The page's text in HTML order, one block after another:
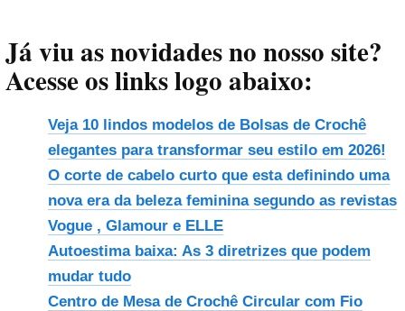
Já viu as novidades no nosso site?
Acesse os links logo abaixo:
Veja 10 lindos modelos de Bolsas de Crochê
elegantes para transformar seu estilo em 2026!
O corte de cabelo curto que esta definindo uma
nova era da beleza feminina segundo as revistas
Vogue , Glamour e ELLE
Autoestima baixa: As 3 diretrizes que podem
mudar tudo
Centro de Mesa de Crochê Circular com Fio